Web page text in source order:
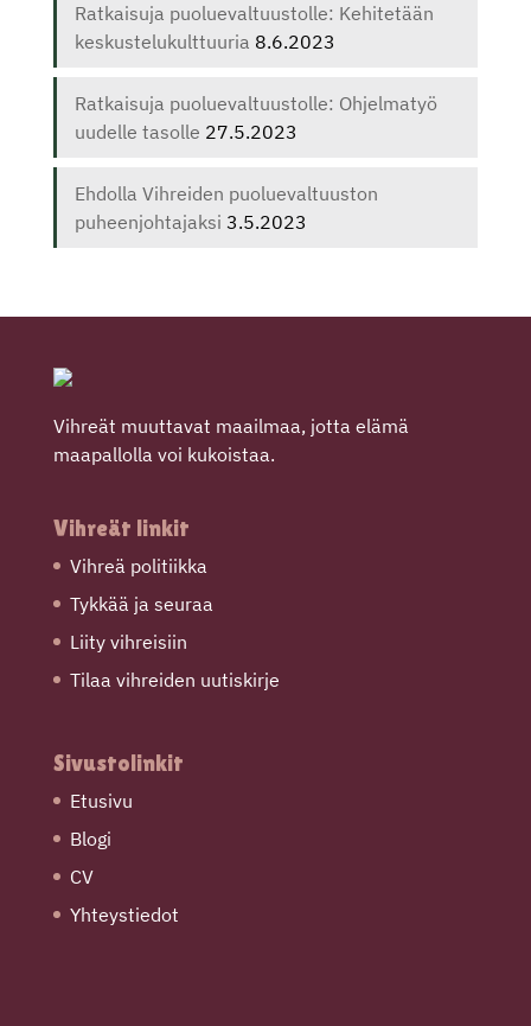
Ratkaisuja puoluevaltuustolle: Kehitetään
keskustelukulttuuria 8.6.2023
Ratkaisuja puoluevaltuustolle: Ohjelmatyö
uudelle tasolle 27.5.2023
Ehdolla Vihreiden puoluevaltuuston
puheenjohtajaksi 3.5.2023
Vihreät muuttavat maailmaa, jotta elämä
maapallolla voi kukoistaa.
Vihreät linkit
Vihreä politiikka
Tykkää ja seuraa
Liity vihreisiin
Tilaa vihreiden uutiskirje
Sivustolinkit
Etusivu
Blogi
CV
Yhteystiedot